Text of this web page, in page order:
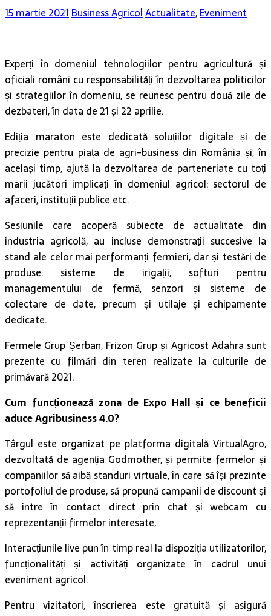
15 martie 2021Business AgricolActualitate,Eveniment
Experți în domeniul tehnologiilor pentru agricultură și
oficiali români cu responsabilități în dezvoltarea politicilor
și strategiilor în domeniu, se reunesc pentru două zile de
dezbateri, în data de 21 și 22 aprilie.
Ediția maraton este dedicată soluțiilor digitale și de
precizie pentru piața de agri-business din România și, în
același timp, ajută la dezvoltarea de parteneriate cu toți
marii jucători implicați în domeniul agricol: sectorul de
afaceri, instituții publice etc.
Sesiunile care acoperă subiecte de actualitate din
industria agricolă, au incluse demonstrații succesive la
stand ale celor mai performanți fermieri, dar și testări de
produse: sisteme de irigații, softuri pentru
managementului de fermă, senzori și sisteme de
colectare de date, precum și utilaje și echipamente
dedicate.
Fermele Grup Șerban, Frizon Grup și Agricost Adahra sunt
prezente cu filmări din teren realizate la culturile de
primăvară 2021.
Cum funcționează zona de Expo Hall și ce beneficii
aduceAgribusiness 4.0?
Târgul este organizat pe platforma digitală VirtualAgro,
dezvoltată de agenția Godmother, și permite fermelor și
companiilor să aibă standuri virtuale, în care să își prezinte
portofoliul de produse, să propună campanii de discount și
să intre în contact direct prin chat și webcam cu
reprezentanții firmelor interesate,
Interacțiunile live pun în timp real la dispoziția utilizatorilor,
funcționalități și activități organizate în cadrul unui
eveniment agricol.
Pentru vizitatori, înscrierea este gratuită și asigură